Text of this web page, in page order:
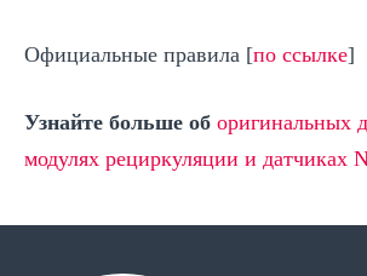
Официальные правила [по ссылке]
Узнайте больше об оригинальных
модулях рециркуляции и датчиках